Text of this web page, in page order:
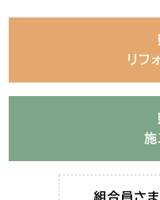
リフ
施
組合員さま